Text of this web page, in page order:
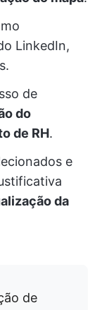
LinkedIn,
de
do
de RH.
e
da
de